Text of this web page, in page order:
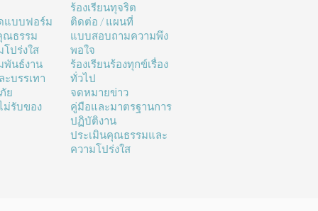
แบบฟอร์ม
ณธรรม
ปร่งใส
พันธ์งาน
บรรเทา
ย
ม่รับของ
ร้องเรียนทุจริต
ติดต่อ / แผนที่
แบบสอบถามความพึง
พอใจ
ร้องเรียนร้องทุกข์เรื่อง
ทั่วไป
จดหมายข่าว
คู่มือและมาตรฐานการ
ปฏิบัติงาน
ประเมินคุณธรรมและ
ความโปร่งใส